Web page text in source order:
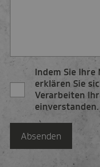
Indem Sie Ihre
erklären Sie
Verarbeiten
einverstanden.
Absenden